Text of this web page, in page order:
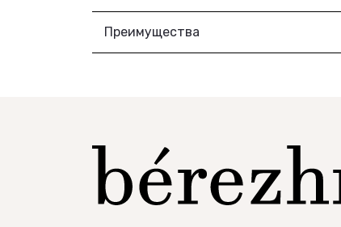
Преимущества